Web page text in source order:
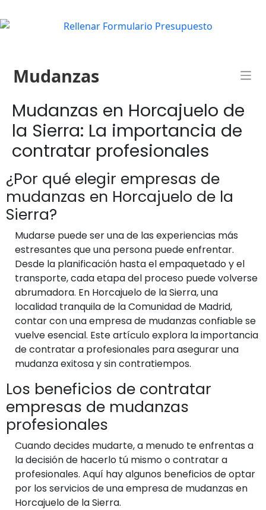
Mudanzas
Mudanzas en Horcajuelo de
la Sierra: La importancia de
contratar profesionales
¿Por qué elegir empresas de
mudanzas en Horcajuelo de la
Sierra?
Mudarse puede ser una de las experiencias más
estresantes que una persona puede enfrentar.
Desde la planificación hasta el empaquetado y el
transporte, cada etapa del proceso puede volverse
abrumadora. En Horcajuelo de la Sierra, una
localidad tranquila de la Comunidad de Madrid,
contar con una empresa de mudanzas confiable se
vuelve esencial. Este artículo explora la importancia
de contratar a profesionales para asegurar una
mudanza exitosa y sin contratiempos.
Los beneficios de contratar
empresas de mudanzas
profesionales
Cuando decides mudarte, a menudo te enfrentas a
la decisión de hacerlo tú mismo o contratar a
profesionales. Aquí hay algunos beneficios de optar
por los servicios de una empresa de mudanzas en
Horcajuelo de la Sierra.